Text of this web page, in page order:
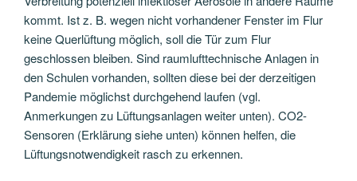
kommt. Ist z. B. wegen nicht vorhandener Fenster im Flur
keine Querlüftung möglich, soll die Tür zum Flur
geschlossen bleiben. Sind raumlufttechnische Anlagen in
den Schulen vorhanden, sollten diese bei der derzeitigen
Pandemie möglichst durchgehend laufen (vgl.
Anmerkungen zu Lüftungsanlagen weiter unten). CO2-
Sensoren (Erklärung siehe unten) können helfen, die
Lüftungsnotwendigkeit rasch zu erkennen.